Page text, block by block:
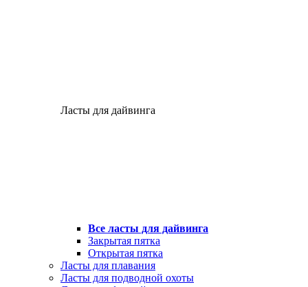
Ласты для дайвинга
Все ласты для дайвинга
Закрытая пятка
Открытая пятка
Ласты для плавания
Ласты для подводной охоты